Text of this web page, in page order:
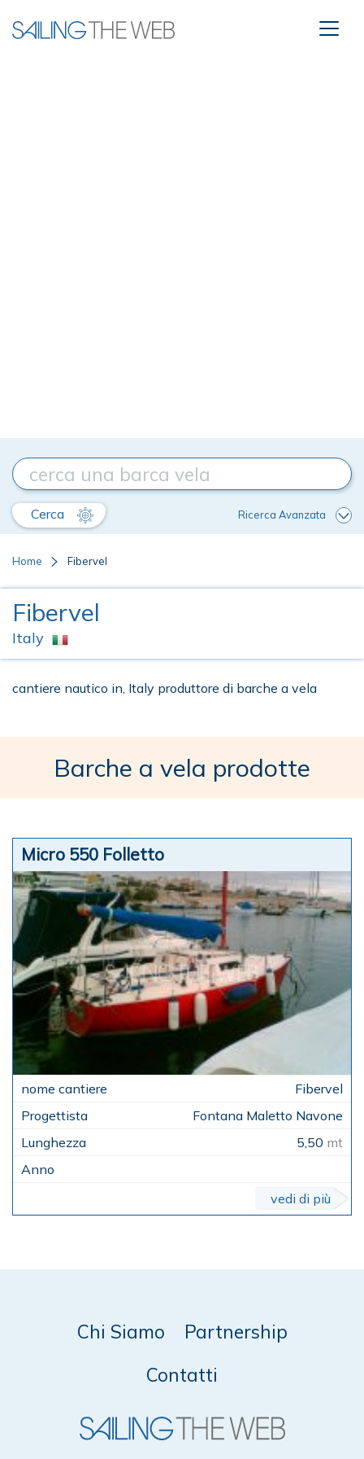
Cerca Ricerca Avanzata
Home Fibervel
Fibervel
Italy
cantiere nautico in, Italy produttore di barche a vela
Barche a vela prodotte
Micro 550 Folletto
Fibervel
Fontana Maletto Navone
5,50 mt
vedi di più
Chi Siamo
Partnership
Contatti